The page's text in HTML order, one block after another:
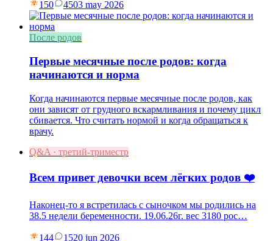
150 4503 may 2026
После родов
Первые месячные после родов: когда
начинаются и норма
Когда начинаются первые месячные после родов, как
они зависят от грудного вскармливания и почему цикл
сбивается. Что считать нормой и когда обращаться к
врачу.
Q&A · третий-триместр
Всем привет девочки всем лёгких родов ❤️
Наконец-то я встретилась с сыночком мы родились на
38.5 недели беременности. 19.06.26г. вес 3180 рос…
144 1520 jun 2026